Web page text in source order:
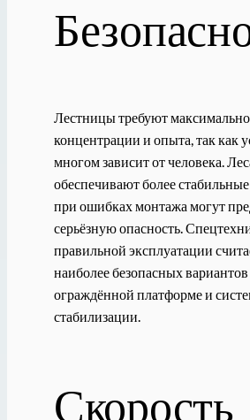
Лестницы требуют
концентрации и опыта, так как
многом зависит от человека.
обеспечивают более
при ошибках монтажа могут
серьёзную опасность.
правильной эксплуатации
наиболее безопасных вариантов
ограждённой платформе и
стабилизации.
Скорость